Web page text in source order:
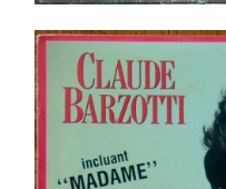
Claude Barzotti –
Ajouter au panier